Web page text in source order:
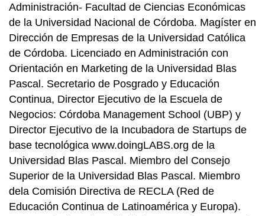
Administración- Facultad de Ciencias Económicas
de la Universidad Nacional de Córdoba. Magíster en
Dirección de Empresas de la Universidad Católica
de Córdoba. Licenciado en Administración con
Orientación en Marketing de la Universidad Blas
Pascal. Secretario de Posgrado y Educación
Continua, Director Ejecutivo de la Escuela de
Negocios: Córdoba Management School (UBP) y
Director Ejecutivo de la Incubadora de Startups de
base tecnológica www.doingLABS.org de la
Universidad Blas Pascal. Miembro del Consejo
Superior de la Universidad Blas Pascal. Miembro
dela Comisión Directiva de RECLA (Red de
Educación Continua de Latinoamérica y Europa).